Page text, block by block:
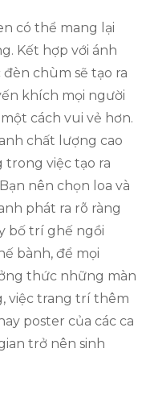
có thể mang lại
Kết hợp với ánh
chùm sẽ tạo ra
khích mọi người
cách vui vẻ hơn.
chất lượng cao
việc tạo ra
nên chọn loa và
phát ra rõ ràng
bố trí ghế ngồi
bành, để mọi
thức những màn
việc trang trí thêm
poster của các ca
trở nên sinh